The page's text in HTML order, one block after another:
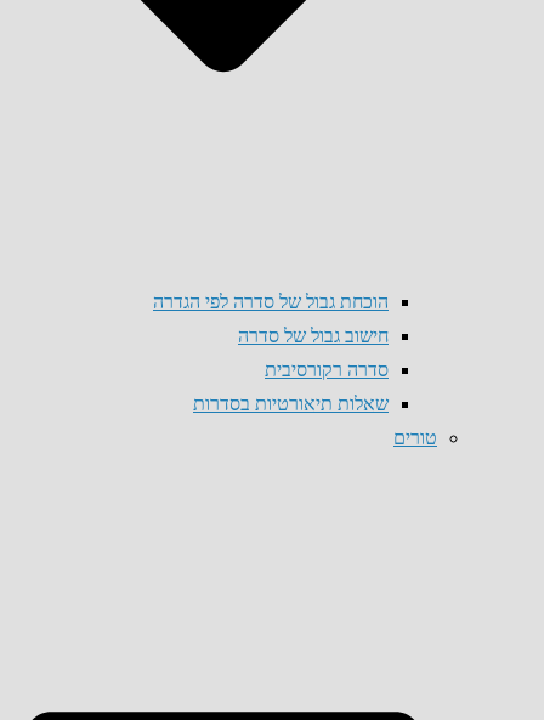
הוכחת גבול של סדרה לפי הגדרה
חישוב גבול של סדרה
סדרה רקורסיבית
שאלות תיאורטיות בסדרות
טורים